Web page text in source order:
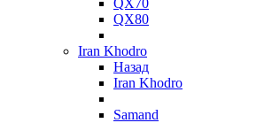
QX70
QX80
Iran Khodro
Назад
Iran Khodro
Samand